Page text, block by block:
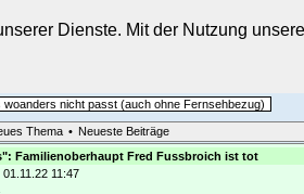
Dienste. Mit der Nutzung
von
woanders nicht passt (auch ohne Fernsehbezug)
Thema • Neueste Beiträge
Familienoberhaupt Fred Fussbroich ist tot
01.11.22 11:47